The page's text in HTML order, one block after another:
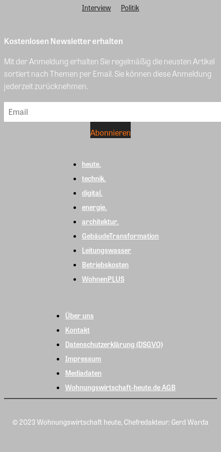
Interview
Politik
Kostenlosen Newsletter erhalten
Mit der Anmeldung erhalten Sie regelmäßig die neusten Artikel
sortiert nach Themen per Email. Sie können diese Anmeldung
jederzeit zurücknehmen.
heute.
technik.
digital.
energie.
architektur.
GebäudeTransformation
Leitungswasser
Betriebskosten
WohnenPLUS
Über uns
Kontakt
Datenschutzerklärung (DSGVO)
Impressum
Mediadaten
Wohnungswirtschaft-heute.de AGB
© 2023 Wohnungswirtschaft heute, Chefredakteur: Gerd Warda